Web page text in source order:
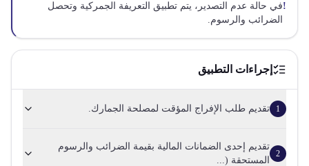
!في حالة عدم التصدير، يتم تطبيق التعريفة الجمركية وتحصل
الضرائب والرسوم.
إجراءات التطبيق
1 تقديم طلب الإفراج المؤقت لمصلحة الجمارك.
2
تقديم إحدى الضمانات المالية بقيمة الضرائب والرسوم
المستحقة (...